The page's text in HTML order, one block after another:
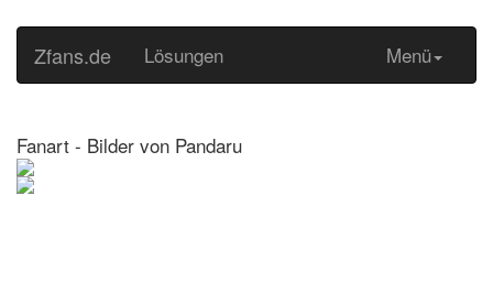
Zfans.de Lösungen Menü
Fanart - Bilder von Pandaru